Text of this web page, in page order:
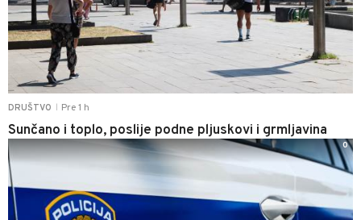
DRUŠTVO Pre 1 h
Sunčano i toplo, poslije podne pljuskovi i grmljavina
0